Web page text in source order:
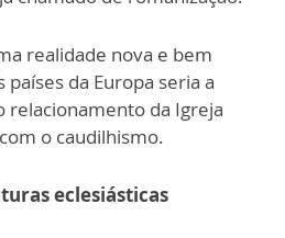
realidade nova e bem
da Europa seria a
relacionamento da Igreja
o caudilhismo.
eclesiásticas